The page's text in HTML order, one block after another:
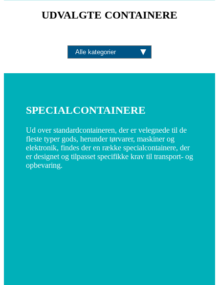
UDVALGTE CONTAINERE
SPECIALCONTAINERE
Ud over standardcontaineren, der er velegnede til de
fleste typer gods, herunder tørvarer, maskiner og
elektronik, findes der en række specialcontainere, der
er designet og tilpasset specifikke krav til transport- og
opbevaring.